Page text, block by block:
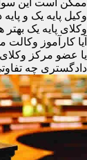
ممکن است این
وکیل پایه یک و
وکلای پایه یک
آیا کارآموز
یا عضو مرکز
دادگستری چه